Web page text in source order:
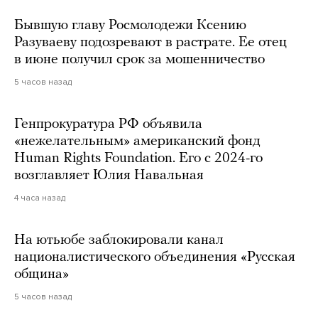
Бывшую главу Росмолодежи Ксению
Разуваеву подозревают в растрате. Ее отец
в июне получил срок за мошенничество
5 часов назад
Генпрокуратура РФ объявила
«нежелательным» американский фонд
Human Rights Foundation. Его с 2024-го
возглавляет Юлия Навальная
4 часа назад
На ютьюбе заблокировали канал
националистического объединения «Русская
община»
5 часов назад